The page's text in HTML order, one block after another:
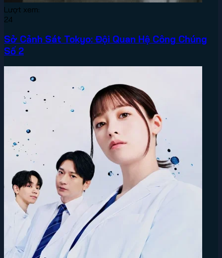
Lượt xem:
24
Sở Cảnh Sát Tokyo: Đội Quan Hệ Công Chúng
Số 2